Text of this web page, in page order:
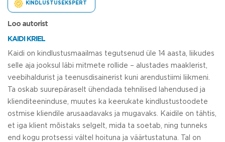
KINDLUSTUSEKSPERT
Loo autorist
KAIDI KRIEL
Kaidi on kindlustusmaailmas tegutsenud üle 14 aasta, liikudes
selle aja jooksul läbi mitmete rollide – alustades maaklerist,
veebihaldurist ja teenusdisainerist kuni arendustiimi liikmeni.
Ta oskab suurepäraselt ühendada tehnilised lahendused ja
klienditeeninduse, muutes ka keerukate kindlustustoodete
ostmise kliendile arusaadavaks ja mugavaks. Kaidile on tähtis,
et iga klient mõistaks selgelt, mida ta soetab, ning tunneks
end kogu protsessi vältel hoituna ja väärtustatuna. Tal on